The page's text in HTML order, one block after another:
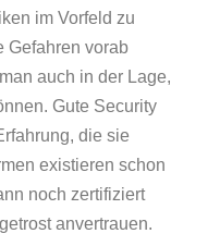
im Vorfeld zu
Gefahren vorab
auch in der Lage,
Gute Security
die sie
existieren schon
noch zertifiziert
anvertrauen.